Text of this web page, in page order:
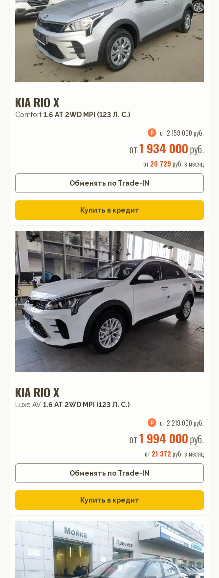
KIA RIO X
Comfort 1.6 АТ 2WD MPI (123 Л. C.)
от 2 159 000 руб.
от1 934 000руб.
от20 729 руб. в месяц
Обменять по Trade-IN
Купить в кредит
KIA RIO X
Luxe AV 1.6 АТ 2WD MPI (123 Л. C.)
от 2 219 000 руб.
от1 994 000руб.
от21 372 руб. в месяц
Обменять по Trade-IN
Купить в кредит